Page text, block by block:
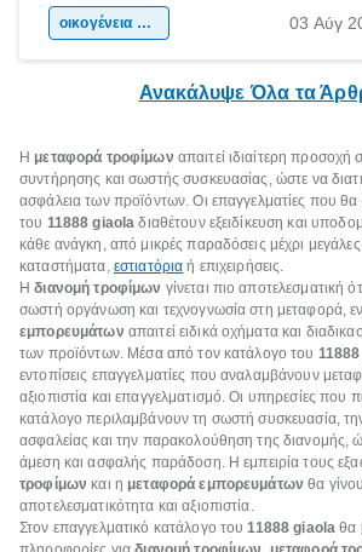
χώρας. Είτε πρόκειται για λίγες μέρες
οικογένεια & παιδί 03 Αύγ
Ανακάλυψε Όλα τα
Η μεταφορά τροφίμων απαιτεί ιδιαίτερη προσοχή
συντήρησης και σωστής συσκευασίας, ώστε να
ασφάλεια των προϊόντων. Οι επαγγελματίες που θα
του 11888 giaola διαθέτουν εξειδίκευση και
κάθε ανάγκη, από μικρές παραδόσεις μέχρι
καταστήματα, εστιατόρια ή επιχειρήσεις.
Ηδιανομή τροφίμων γίνεται πιο αποτελεσματική
σωστή οργάνωση και τεχνογνωσία στη μεταφορά,
εμπορευμάτων απαιτεί ειδικά οχήματα και
των προϊόντων. Μέσα από τον κατάλογο του
εντοπίσεις επαγγελματίες που αναλαμβάνουν
αξιοπιστία και επαγγελματισμό. Οι υπηρεσίες που
κατάλογο περιλαμβάνουν τη σωστή συσκευασία,
ασφαλείας και την παρακολούθηση της διανομής,
άμεση και ασφαλής παράδοση. Η εμπειρία τους
τροφίμων και η μεταφορά εμπορευμάτων θα
αποτελεσματικότητα και αξιοπιστία.
Στον επαγγελματικό κατάλογο του11888 giaola θα